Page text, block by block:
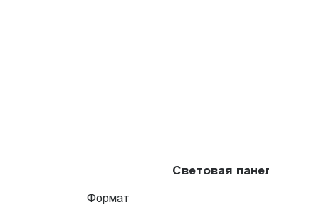
Световая панель
Формат